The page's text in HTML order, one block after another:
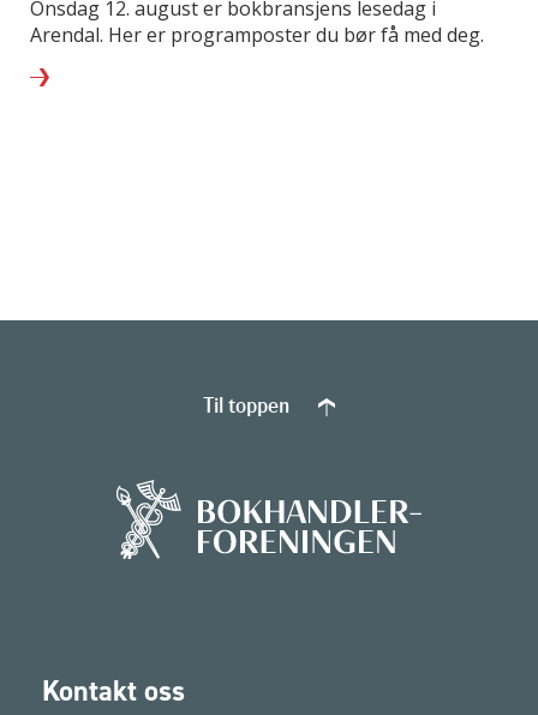
Onsdag 12. august er bokbransjens lesedag i
Arendal. Her er programposter du bør få med deg.
Kontakt oss
Til toppen